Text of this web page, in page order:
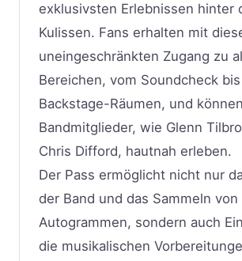
exklusivsten Erlebnissen hinter
Kulissen. Fans erhalten mit
uneingeschränkten Zugang zu
Bereichen, vom Soundcheck
Backstage-Räumen, und
Bandmitglieder, wie Glenn
Chris Difford, hautnah erleben.
Der Pass ermöglicht nicht nur
der Band und das Sammeln von
Autogrammen, sondern auch
die musikalischen